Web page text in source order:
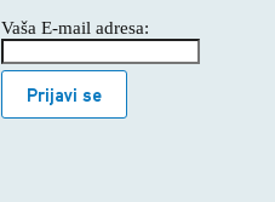
Vaša E-mail adresa:
Prijavi se